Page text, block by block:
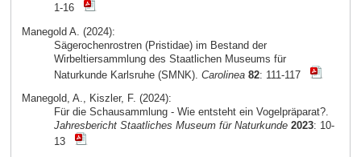
1-16
Manegold A. (2024):
Sägerochenrostren (Pristidae) im Bestand der
Wirbeltiersammlung des Staatlichen Museums für
Naturkunde Karlsruhe (SMNK). Carolinea 82: 111-117
Manegold, A., Kiszler, F. (2024):
Für die Schausammlung - Wie entsteht ein Vogelpräparat?.
Jahresbericht Staatliches Museum für Naturkunde 2023: 10-
13